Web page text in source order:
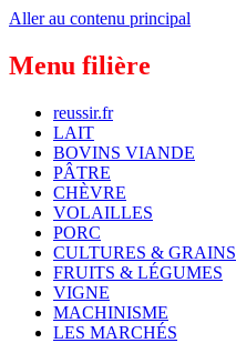
Aller au contenu principal
Menu filière
reussir.fr
LAIT
BOVINS VIANDE
PÂTRE
CHÈVRE
VOLAILLES
PORC
CULTURES & GRAINS
FRUITS & LÉGUMES
VIGNE
MACHINISME
LES MARCHÉS